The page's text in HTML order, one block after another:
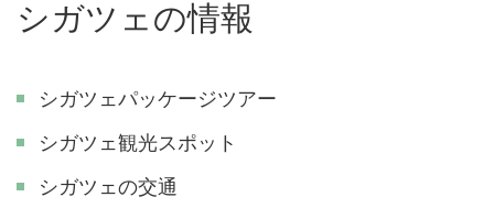
シガツェの情報
シガツェパッケージツアー
シガツェ観光スポット
シガツェの交通